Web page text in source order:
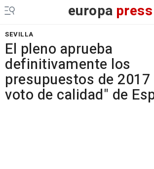
europa press
SEVILLA
El pleno aprueba
definitivamente los
presupuestos de
voto de calidad" de